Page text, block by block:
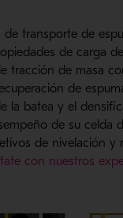
de transporte de
de carga
tracción de masa
de
la batea y el
de su celda
de nivelación y
con nuestros